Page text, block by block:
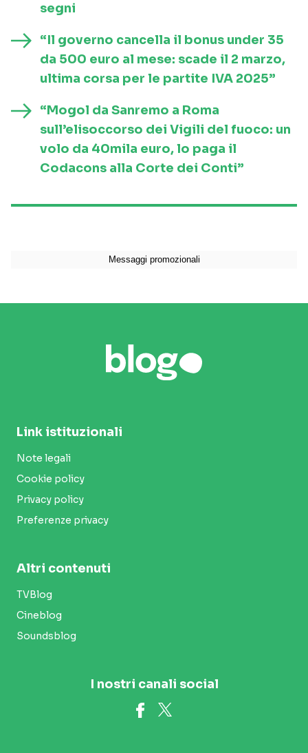
segni
“Il governo cancella il bonus under 35
da 500 euro al mese: scade il 2 marzo,
ultima corsa per le partite IVA 2025”
“Mogol da Sanremo a Roma
sull’elisoccorso dei Vigili del fuoco: un
volo da 40mila euro, lo paga il
Codacons alla Corte dei Conti”
Link istituzionali
Note legali
Cookie policy
Privacy policy
Preferenze privacy
Altri contenuti
TVBlog
Cineblog
Soundsblog
I nostri canali social